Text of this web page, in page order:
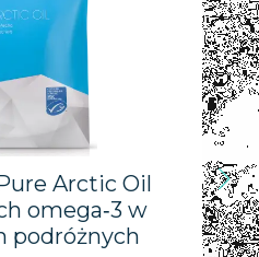
Arctic Oil
omega‑3 w
podróżnych